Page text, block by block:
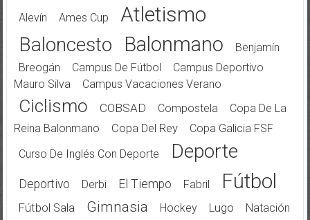
Alevín Ames Cup Atletismo
Baloncesto Balonmano
Benjamín
Breogán
Campus De Fútbol
Campus Deportivo
Mauro Silva
Campus Vacaciones Verano
Ciclismo COBSAD Compostela
Copa De La
Reina Balonmano
Copa Del Rey
Copa Galicia FSF
Curso De Inglés Con Deporte
Deporte
Deportivo Derbi El Tiempo Fabril Fútbol
Fútbol Sala Gimnasia Hockey Lugo Natación